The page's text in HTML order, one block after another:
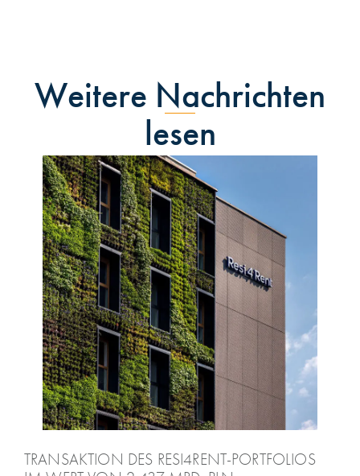
Weitere Nachrichten
lesen
TRANSAKTION DES RESI4RENT-PORTFOLIOS